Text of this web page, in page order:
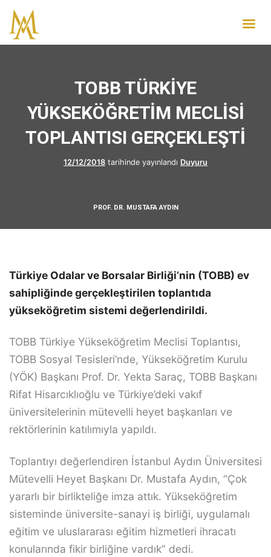
TOBB TÜRKİYE
YÜKSEKÖĞRETİM MECLİSİ
TOPLANTISI GERÇEKLEŞTİ
12/12/2018 tarihinde yayınlandı Duyuru
PROF. DR. MUSTAFA AYDIN
Türkiye Odalar ve Borsalar Birliği’nin (TOBB) ev
sahipliğinde gerçekleştirilen toplantıda
yükseköğretim sistemi değerlendirildi.
TOBB Türkiye Yükseköğretim Meclisi Toplantısı,
TOBB Sosyal Tesisleri’nde, Yükseköğretim Kurulu
(YÖK) Başkanı Prof. Dr. Yekta Saraç, TOBB Başkanı
Rifat Hisarcıklıoğlu ve Türkiye’deki vakıf
üniversitelerinin mütevelli heyet başkanları ve
rektörlerinin katılımıyla yapıldı.
Toplantıyı değerlendiren İstanbul Aydın Üniversitesi
Mütevelli Heyet Başkanı Dr. Mustafa Aydın, “Çok
yararlı bir birlikteliğe imza attık. Yükseköğretim
sisteminde üniversite-sanayi iş birliği, uygulamalı
eğitim ve uluslararası eğitim hizmetleri ihracatı
konularında fikir birliğine vardık” dedi.